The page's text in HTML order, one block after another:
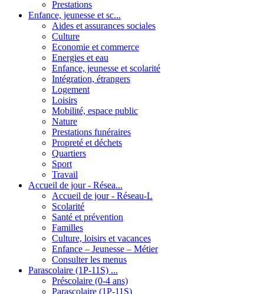
Prestations
Enfance, jeunesse et sc...
Aides et assurances sociales
Culture
Economie et commerce
Energies et eau
Enfance, jeunesse et scolarité
Intégration, étrangers
Logement
Loisirs
Mobilité, espace public
Nature
Prestations funéraires
Propreté et déchets
Quartiers
Sport
Travail
Accueil de jour - Résea...
Accueil de jour - Réseau-L
Scolarité
Santé et prévention
Familles
Culture, loisirs et vacances
Enfance – Jeunesse – Métier
Consulter les menus
Parascolaire (1P-11S) ...
Préscolaire (0-4 ans)
Parascolaire (1P-11S)